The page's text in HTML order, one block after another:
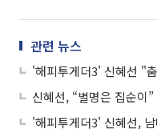
관련 뉴스